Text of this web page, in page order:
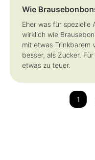
Wie
Eher was für spezielle
wirklich wie
mit etwas Trinkbarem
besser, als Zucker.
etwas zu teuer.
1